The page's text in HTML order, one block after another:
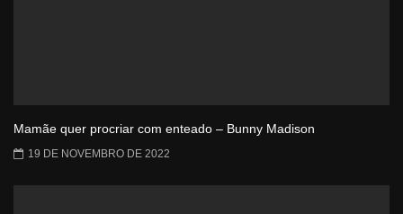
Mamãe quer procriar com enteado – Bunny Madison
19 DE NOVEMBRO DE 2022